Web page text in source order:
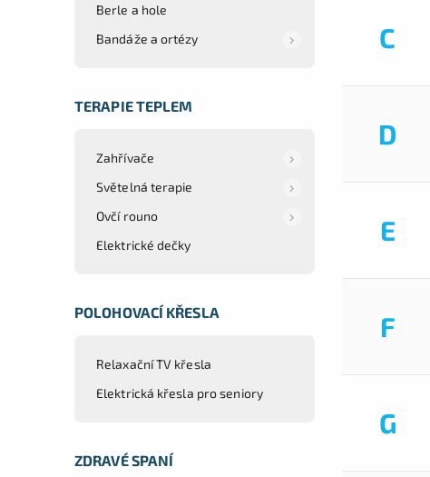
Berle a hole
Bandáže a ortézy
TERAPIE TEPLEM
Zahřívače
Světelná terapie
Ovčí rouno
Elektrické dečky
POLOHOVACÍ KŘESLA
Relaxační TV křesla
Elektrická křesla pro seniory
ZDRAVÉ SPANÍ
C
D
E
F
G